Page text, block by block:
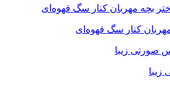
کنار سگ قهوه‌ای
زیبا